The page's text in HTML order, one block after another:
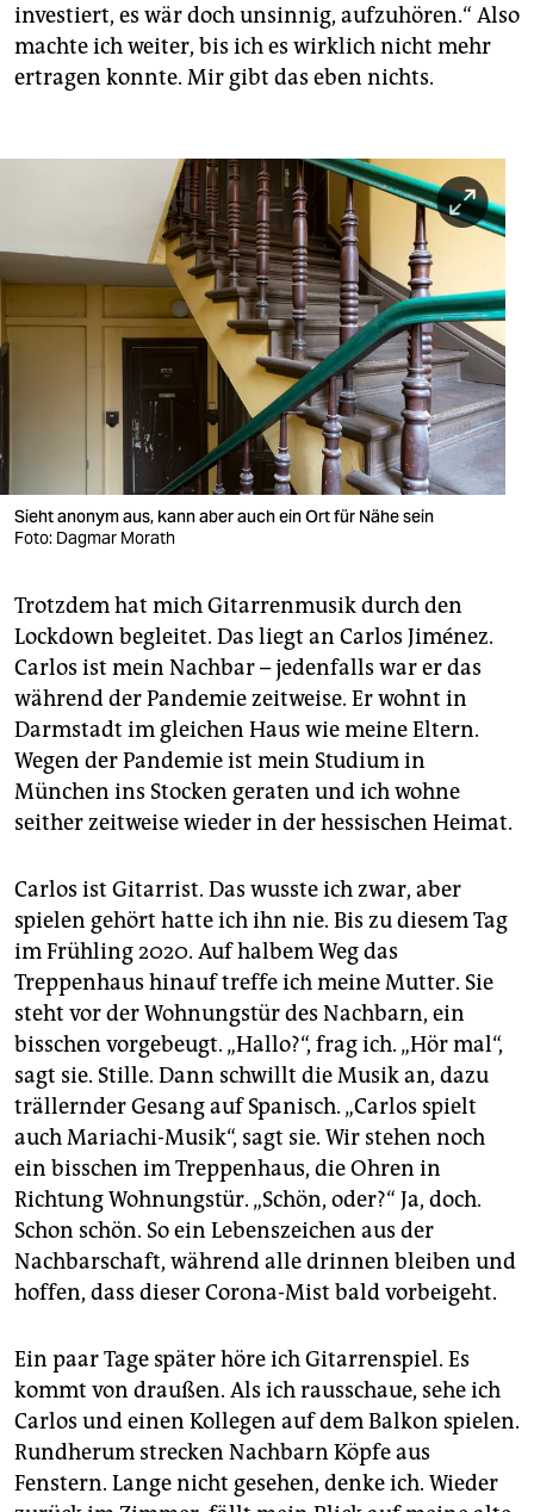
investiert, es wär doch unsinnig, aufzuhören.“ Also
machte ich weiter, bis ich es wirklich nicht mehr
ertragen konnte. Mir gibt das eben nichts.
Sieht anonym aus, kann aber auch ein Ort für Nähe sein
Foto: Dagmar Morath
Trotzdem hat mich Gitarrenmusik durch den
Lockdown begleitet. Das liegt an Carlos Jiménez.
Carlos ist mein Nachbar – jedenfalls war er das
während der Pandemie zeitweise. Er wohnt in
Darmstadt im gleichen Haus wie meine Eltern.
Wegen der Pandemie ist mein Studium in
München ins Stocken geraten und ich wohne
seither zeitweise wieder in der hessischen Heimat.
Carlos ist Gitarrist. Das wusste ich zwar, aber
spielen gehört hatte ich ihn nie. Bis zu diesem Tag
im Frühling 2020. Auf halbem Weg das
Treppenhaus hinauf treffe ich meine Mutter. Sie
steht vor der Wohnungstür des Nachbarn, ein
bisschen vorgebeugt. „Hallo?“, frag ich. „Hör mal“,
sagt sie. Stille. Dann schwillt die Musik an, dazu
trällernder Gesang auf Spanisch. „Carlos spielt
auch Mariachi-Musik“, sagt sie. Wir stehen noch
ein bisschen im Treppenhaus, die Ohren in
Richtung Wohnungstür. „Schön, oder?“ Ja, doch.
Schon schön. So ein Lebenszeichen aus der
Nachbarschaft, während alle drinnen bleiben und
hoffen, dass dieser Corona-Mist bald vorbeigeht.
Ein paar Tage später höre ich Gitarrenspiel. Es
kommt von draußen. Als ich rausschaue, sehe ich
Carlos und einen Kollegen auf dem Balkon spielen.
Rundherum strecken Nachbarn Köpfe aus
Fenstern. Lange nicht gesehen, denke ich. Wieder